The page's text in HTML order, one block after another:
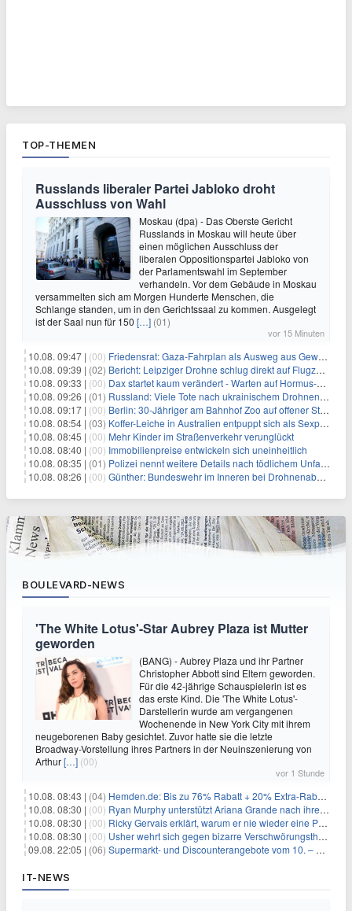
TOP-THEMEN
Russlands liberaler Partei Jabloko droht
Ausschluss von Wahl
Moskau (dpa) - Das Oberste Gericht
Russlands in Moskau will heute über
einen möglichen Ausschluss der
liberalen Oppositionspartei Jabloko von
der Parlamentswahl im September
verhandeln. Vor dem Gebäude in Moskau
versammelten sich am Morgen Hunderte Menschen, die
Schlange standen, um in den Gerichtssaal zu kommen. Ausgelegt
ist der Saal nun für 150 […] (01)
vor 15 Minuten
10.08. 09:47 | (00) Friedensrat: Gaza-Fahrplan als Ausweg aus Gewaltspirale
10.08. 09:39 | (02) Bericht: Leipziger Drohne schlug direkt auf Flugzeug ein
10.08. 09:33 | (00) Dax startet kaum verändert - Warten auf Hormus-Öffnung geht weiter
10.08. 09:26 | (01) Russland: Viele Tote nach ukrainischem Drohnenangriff
10.08. 09:17 | (00) Berlin: 30-Jähriger am Bahnhof Zoo auf offener Straße erschossen
10.08. 08:54 | (03) Koffer-Leiche in Australien entpuppt sich als Sexpuppe
10.08. 08:45 | (00) Mehr Kinder im Straßenverkehr verunglückt
10.08. 08:40 | (00) Immobilienpreise entwickeln sich uneinheitlich
10.08. 08:35 | (01) Polizei nennt weitere Details nach tödlichem Unfall auf B470
10.08. 08:26 | (00) Günther: Bundeswehr im Inneren bei Drohnenabwehr einsetzen
BOULEVARD-NEWS
'The White Lotus'-Star Aubrey Plaza ist Mutter
geworden
(BANG) - Aubrey Plaza und ihr Partner
Christopher Abbott sind Eltern geworden.
Für die 42-jährige Schauspielerin ist es
das erste Kind. Die 'The White Lotus'-
Darstellerin wurde am vergangenen
Wochenende in New York City mit ihrem
neugeborenen Baby gesichtet. Zuvor hatte sie die letzte
Broadway-Vorstellung ihres Partners in der Neuinszenierung von
Arthur[…] (00)
vor 1 Stunde
10.08. 08:43 | (04) Hemden.de: Bis zu 76% Rabatt + 20% Extra-Rabatt auf ALLE Hemden
10.08. 08:30 | (00) Ryan Murphy unterstützt Ariana Grande nach ihrem Ausstieg bei 'American Horror Story'
10.08. 08:30 | (00) Ricky Gervais erklärt, warum er nie wieder eine Preisverleihung moderieren will
10.08. 08:30 | (00) Usher wehrt sich gegen bizarre Verschwörungstheorie über angeblichen 'Klon'
09.08. 22:05 | (06) Supermarkt- und Discounterangebote vom 10. – 15.08.2026
IT-NEWS